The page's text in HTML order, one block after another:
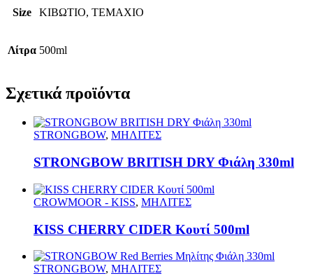
Size ΚΙΒΩΤΙΟ, ΤΕΜΑΧΙΟ
Λίτρα 500ml
Σχετικά προϊόντα
STRONGBOW, ΜΗΛΙΤΕΣ
STRONGBOW BRITISH DRY Φιάλη 330ml
CROWMOOR - KISS, ΜΗΛΙΤΕΣ
KISS CHERRY CIDER Κουτί 500ml
STRONGBOW, ΜΗΛΙΤΕΣ